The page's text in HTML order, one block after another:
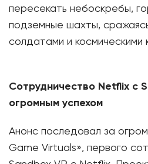
пересекать небоскребы,
подземные шахты,
солдатами и космическими
Сотрудничество Netflix с
огромным успехом
Анонс последовал за
Game Virtuals», первого